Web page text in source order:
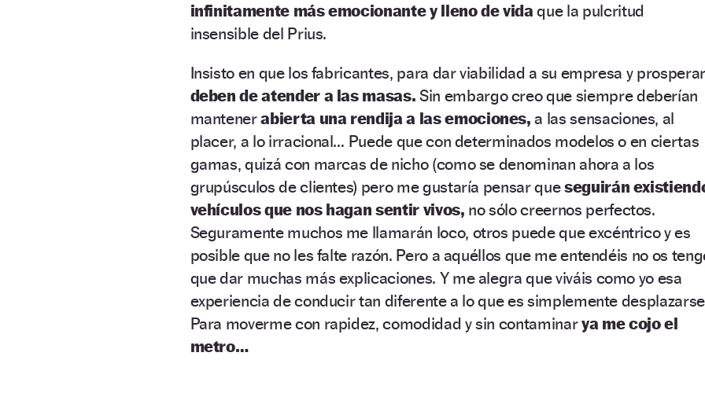
infinitamente más emocionante y lleno de vida que la pulcritud
insensible del Prius.
Insisto en que los fabricantes, para dar viabilidad a su empresa y
deben de atender a las masas. Sin embargo creo que siempre deberían
mantenerabierta una rendija a las emociones, a las sensaciones, al
placer, a lo irracional… Puede que con determinados modelos o en ciertas
gamas, quizá con marcas de nicho (como se denominan ahora a los
grupúsculos de clientes) pero me gustaría pensar queseguirán
vehículos que nos hagan sentir vivos, no sólo creernos perfectos.
Seguramente muchos me llamarán loco, otros puede que excéntrico y es
posible que no les falte razón. Pero a aquéllos que me entendéis no os
que dar muchas más explicaciones. Y me alegra que viváis como yo esa
experiencia de conducir tan diferente a lo que es simplemente
Para moverme con rapidez, comodidad y sin contaminarya me cojo el
metro…